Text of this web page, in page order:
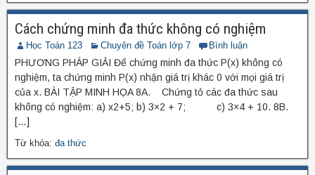
Cách chứng minh đa thức không có nghiệm
Học Toán 123 Chuyên đề Toán lớp 7 Bình luận
PHƯƠNG PHÁP GIẢI Để chứng minh đa thức P(x) không có
nghiệm, ta chứng minh P(x) nhận giá trị khác 0 với mọi giá trị
của x. BÀI TẬP MINH HỌA 8A. Chứng tỏ các đa thức sau
không có nghiệm: a) x2+5; b) 3×2 + 7; c) 3×4 + 10. 8B.
[…]
Từ khóa: đa thức